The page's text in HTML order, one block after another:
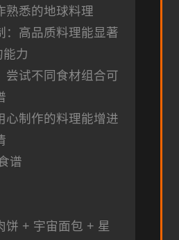
熟悉的地球料理
：高品质料理能显著
力
尝试不同食材组合可
心制作的料理能增进
谱
饼 + 宇宙面包 + 星